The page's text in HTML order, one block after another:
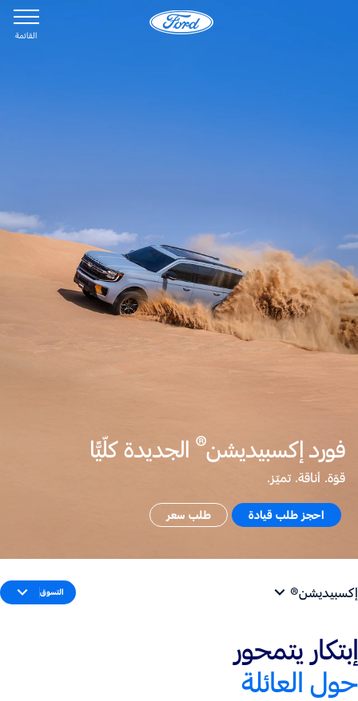
القائمة
فورد إكسبيديشن® الجديدة كلّيًّا
قوّة. أناقة. تميّز.
احجز طلب قيادة طلب سعر
إكسبيديشن® التسوق
إبتكار يتمحور
حول العائلة